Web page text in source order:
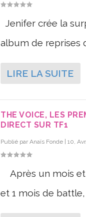
Jenifer crée la
album de reprises
LIRE LA SUITE
THE VOICE, LES
DIRECT SUR TF1
Publié parAnaïs Fonde |10,
Après un mois et
et 1 mois de battle,